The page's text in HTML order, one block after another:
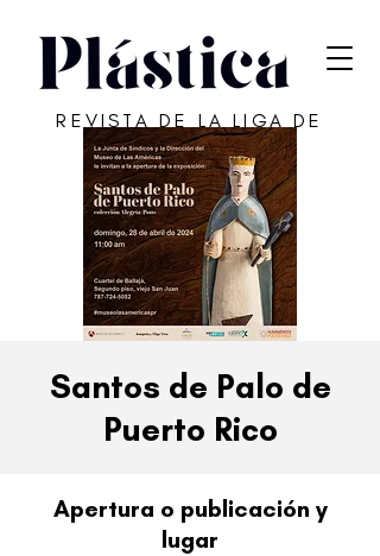
REVISTA DE LA LIGA DE
ARTE DE SAN JUAN
Santos de Palo de
Puerto Rico
Apertura o publicación y
lugar